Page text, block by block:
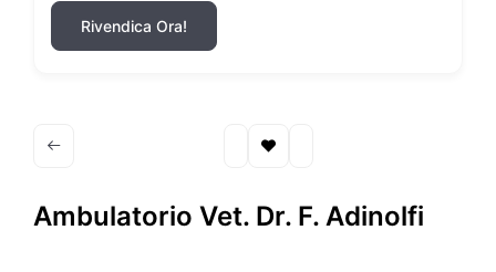
Rivendica Ora!
Ambulatorio Vet. Dr. F. Adinolfi